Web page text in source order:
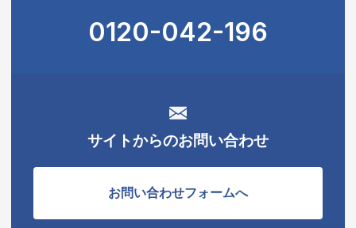
0120-042-196
サイトからのお問い合わせ
お問い合わせフォームへ